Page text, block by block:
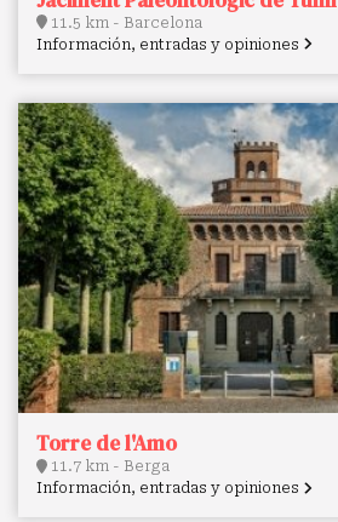
11.5 km - Barcelona
Información, entradas y opiniones
Torre de l'Amo
11.7 km - Berga
Información, entradas y opiniones